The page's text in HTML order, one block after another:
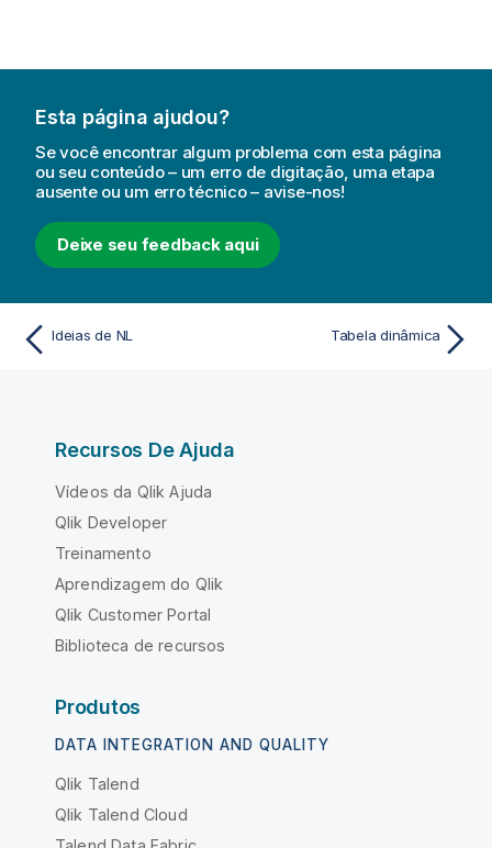
Esta página ajudou?
Se você encontrar algum problema com esta página
ou seu conteúdo – um erro de digitação, uma etapa
ausente ou um erro técnico – avise-nos!
Deixe seu feedback aqui
Ideias de NL Tabela dinâmica
Recursos De Ajuda
Vídeos da Qlik Ajuda
Qlik Developer
Treinamento
Aprendizagem do Qlik
Qlik Customer Portal
Biblioteca de recursos
Produtos
DATA INTEGRATION AND QUALITY
Qlik Talend
Qlik Talend Cloud